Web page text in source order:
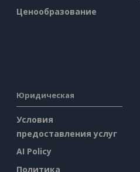
Ценообразование
Юридическая
Условия
предоставления услуг
AI Policy
Политика